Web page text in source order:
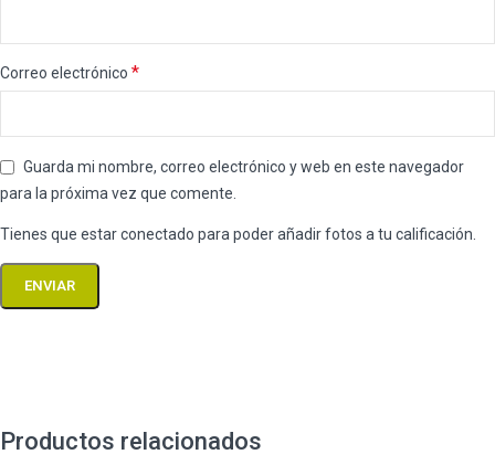
Correo electrónico *
Guarda mi nombre, correo electrónico y web en este navegador
para la próxima vez que comente.
Tienes que estar conectado para poder añadir fotos a tu calificación.
Productos relacionados